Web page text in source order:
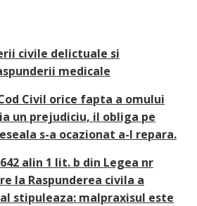
civile delictuale si
medicale
Civil orice fapta a omului
un prejudiciu, il obliga pe
s-a ocazionat a-l repara.
alin 1 lit. b din Legea nr
la Raspunderea civila a
stipuleaza: malpraxisul este